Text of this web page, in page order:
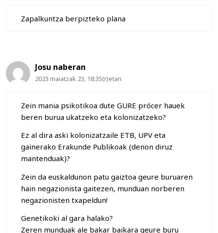
Zapalkuntza berpizteko plana
Josu naberan
2023 maiatzak 23, 18:35(r)etan
Zein mania psikotikoa dute GURE prócer hauek
beren burua ukatzeko eta kolonizatzeko?
Ez al dira aski kolonizatzaile ETB, UPV eta
gainerako Erakunde Publikoak (denon diruz
mantenduak)?
Zein da euskaldunon patu gaiztoa geure buruaren
hain negazionista gaitezen, munduan norberen
negazionisten txapeldun!
Genetikoki al gara halako?
Zeren munduak ale bakar baikara geure buru